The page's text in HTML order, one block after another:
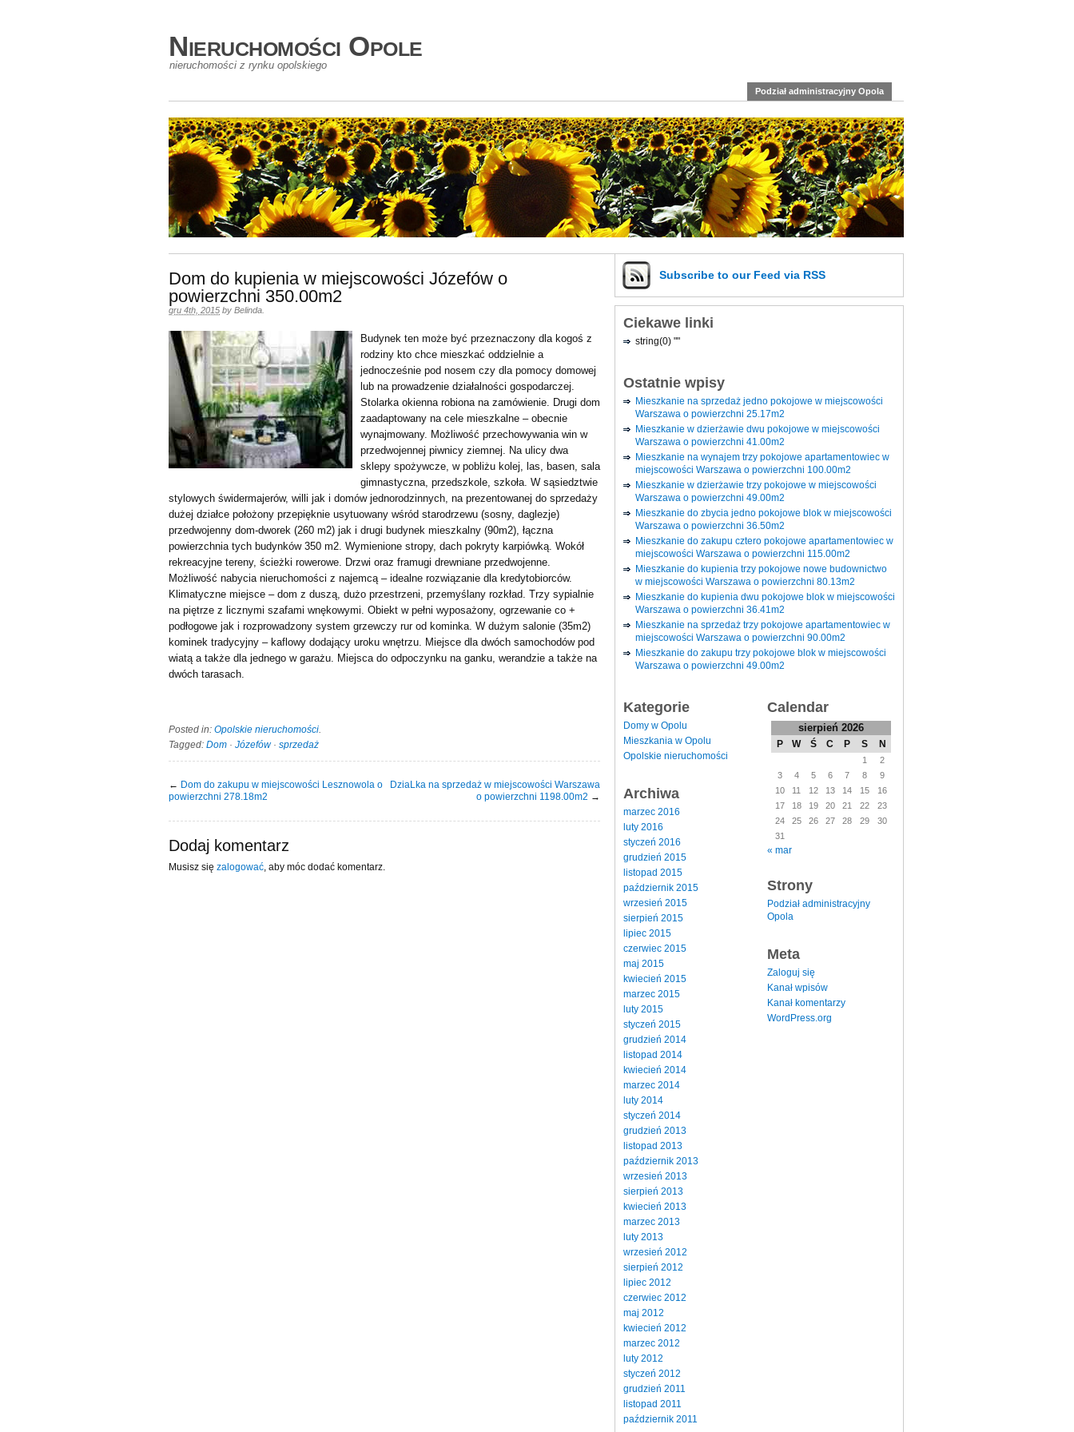
Nieruchomości Opole
nieruchomości z rynku opolskiego
Podział administracyjny Opola
Dom do kupienia w miejscowości Józefów o
powierzchni 350.00m2
gru 4th, 2015 by Belinda
Budynek ten może być przeznaczony dla kogoś z
rodziny kto chce mieszkać oddzielnie a
jednocześnie pod nosem czy dla pomocy domowej
lub na prowadzenie działalności gospodarczej.
Stolarka okienna robiona na zamówienie. Drugi dom
zaadaptowany na cele mieszkalne – obecnie
wynajmowany. Możliwość przechowywania win w
przedwojennej piwnicy ziemnej. Na ulicy dwa
sklepy spożywcze, w pobliżu kolej, las, basen, sala
gimnastyczna, przedszkole, szkoła. W sąsiedztwie
stylowych świdermajerów, willi jak i domów jednorodzinnych, na prezentowanej do sprzedaży
dużej działce położony przepięknie usytuowany wśród starodrzewu (sosny, daglezje)
przedwojenny dom-dworek (260 m2) jak i drugi budynek mieszkalny (90m2), łączna
powierzchnia tych budynków 350 m2. Wymienione stropy, dach pokryty karpiówką. Wokół
rekreacyjne tereny, ścieżki rowerowe. Drzwi oraz framugi drewniane przedwojenne.
Możliwość nabycia nieruchomości z najemcą – idealne rozwiązanie dla kredytobiorców.
Klimatyczne miejsce – dom z duszą, dużo przestrzeni, przemyślany rozkład. Trzy sypialnie
na piętrze z licznymi szafami wnękowymi. Obiekt w pełni wyposażony, ogrzewanie co +
podłogowe jak i rozprowadzony system grzewczy rur od kominka. W dużym salonie (35m2)
kominek tradycyjny – kaflowy dodający uroku wnętrzu. Miejsce dla dwóch samochodów pod
wiatą a także dla jednego w garażu. Miejsca do odpoczynku na ganku, werandzie a także na
dwóch tarasach.
Posted in: Opolskie nieruchomości.
Tagged: Dom · Józefów· sprzedaż
← Dom do zakupu w miejscowości Lesznowola o
powierzchni 278.18m2
DziaLka na sprzedaż w miejscowości Warszawa
o powierzchni 1198.00m2 →
Dodaj komentarz
Musisz się zalogować , aby móc dodać komentarz.
Subscribe to our Feed via RSS
Ciekawe linki
string(0) ""
Ostatnie wpisy
Mieszkanie na sprzedaż jedno pokojowe w miejscowości
Warszawa o powierzchni 25.17m2
Mieszkanie w dzierżawie dwu pokojowe w miejscowości
Warszawa o powierzchni 41.00m2
Mieszkanie na wynajem trzy pokojowe apartamentowiec w
miejscowości Warszawa o powierzchni 100.00m2
Mieszkanie w dzierżawie trzy pokojowe w miejscowości
Warszawa o powierzchni 49.00m2
Mieszkanie do zbycia jedno pokojowe blok w miejscowości
Warszawa o powierzchni 36.50m2
Mieszkanie do zakupu cztero pokojowe apartamentowiec w
miejscowości Warszawa o powierzchni 115.00m2
Mieszkanie do kupienia trzy pokojowe nowe budownictwo
w miejscowości Warszawa o powierzchni 80.13m2
Mieszkanie do kupienia dwu pokojowe blok w miejscowości
Warszawa o powierzchni 36.41m2
Mieszkanie na sprzedaż trzy pokojowe apartamentowiec w
miejscowości Warszawa o powierzchni 90.00m2
Mieszkanie do zakupu trzy pokojowe blok w miejscowości
Warszawa o powierzchni 49.00m2
Kategorie
Domy w Opolu
Mieszkania w Opolu
Opolskie nieruchomości
Archiwa
marzec 2016
luty 2016
styczeń 2016
grudzień 2015
listopad 2015
październik 2015
wrzesień 2015
sierpień 2015
lipiec 2015
czerwiec 2015
maj 2015
kwiecień 2015
marzec 2015
luty 2015
styczeń 2015
grudzień 2014
listopad 2014
kwiecień 2014
marzec 2014
luty 2014
styczeń 2014
grudzień 2013
listopad 2013
październik 2013
wrzesień 2013
sierpień 2013
kwiecień 2013
marzec 2013
luty 2013
wrzesień 2012
sierpień 2012
lipiec 2012
czerwiec 2012
maj 2012
kwiecień 2012
marzec 2012
luty 2012
styczeń 2012
grudzień 2011
listopad 2011
październik 2011
Calendar
sierpień 2026
P W Ś C P S N
1
2
3
4 5 6 7 8
9
10
11 12 13 14 15
16
17
18 19 20 21 22
23
24
25 26 27 28 29
30
31
« mar
Strony
Podział administracyjny
Opola
Meta
Zaloguj się
Kanał wpisów
Kanał komentarzy
WordPress.org